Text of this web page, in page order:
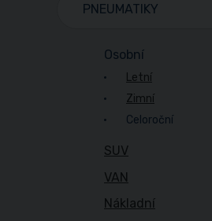
PNEUMATIKY
Osobní
Letní
Zimní
Celoroční
SUV
VAN
Nákladní